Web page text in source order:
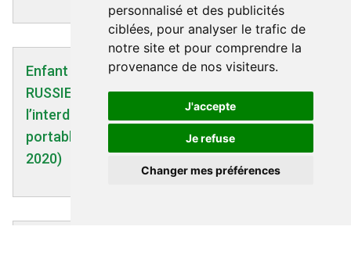
personnalisé et des publicités
ciblées, pour analyser le trafic de
notre site et pour comprendre la
provenance de nos visiteurs.
J'accepte
Je refuse
Changer mes préférences
Enfant | 15/08/2020
RUSSIE : le gouvernement recommande
l’interdiction du Wi-Fi et des téléphones
portables dans les écoles primaires (juillet
2020)